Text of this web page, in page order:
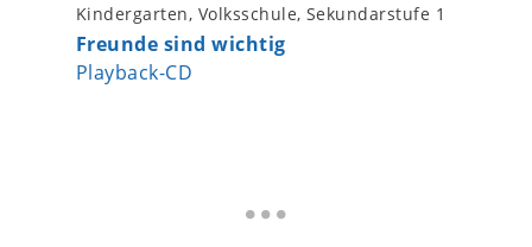
Kindergarten, Volksschule, Sekundarstufe 1
Freunde sind wichtig
Playback-CD